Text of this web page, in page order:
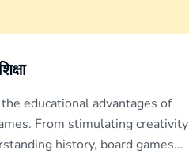
educational advantages of
From stimulating creativity
history, board games